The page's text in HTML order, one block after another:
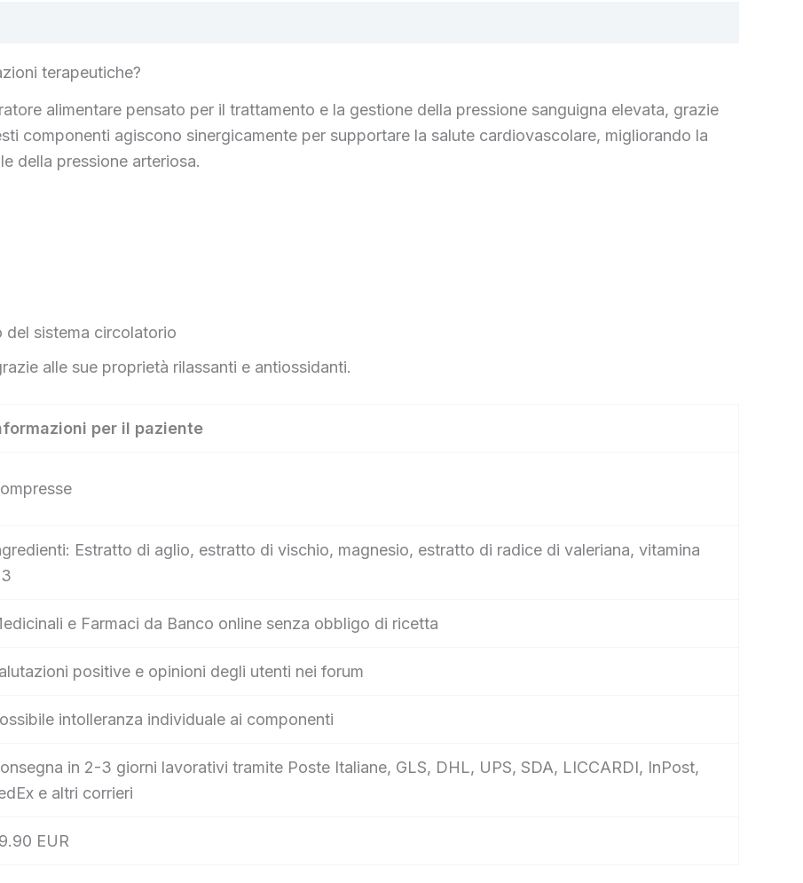
terapeutiche?
alimentare pensato per il trattamento e la gestione della pressione sanguigna elevata, grazie
componenti agiscono sinergicamente per supportare la salute cardiovascolare, migliorando la
della pressione arteriosa.
del sistema circolatorio
alle sue proprietà rilassanti e antiossidanti.
per il paziente
Estratto di aglio, estratto di vischio, magnesio, estratto di radice di valeriana, vitamina
e Farmaci da Banco online senza obbligo di ricetta
positive e opinioni degli utenti nei forum
intolleranza individuale ai componenti
in 2-3 giorni lavorativi tramite Poste Italiane, GLS, DHL, UPS, SDA, LICCARDI, InPost,
e altri corrieri
EUR